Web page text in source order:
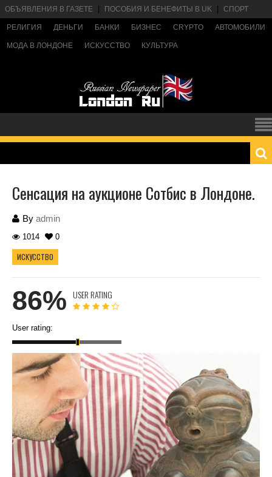
ОБЪЯВЛЕНИЯ В ГАЗЕТЕ ПОСОБИЯ И БЕНЕФИТЫ В UK СПОРТ
РЕЛИГИЯ ДЕНЬГИ БАНКИ БИЗНЕС CRYPTO АВТОМОБИЛИ
МОДА В ЛОНДОНЕ ИСКУССТВО КУЛЬТУРА
Сенсация на аукционе Сотбис в Лондоне.
By admin
1014 0
ИСКУССТВО
86% USER RATING
User rating: